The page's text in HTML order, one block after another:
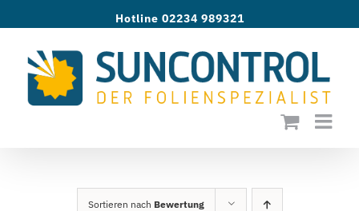
springen
Hotline 02234 989321
Sortieren nach Bewertung